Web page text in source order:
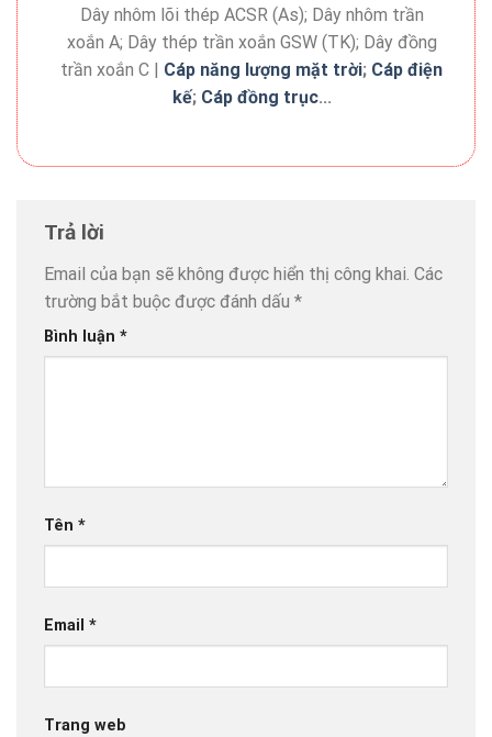
Dây nhôm lõi thép ACSR (As); Dây nhôm trần
xoắn A; Dây thép trần xoắn GSW (TK); Dây đồng
trần xoắn C | Cáp năng lượng mặt trời; Cáp điện
kế; Cáp đồng trục...
Trả lời
Email của bạn sẽ không được hiển thị công khai. Các
trường bắt buộc được đánh dấu *
Bình luận *
Tên *
Email *
Trang web